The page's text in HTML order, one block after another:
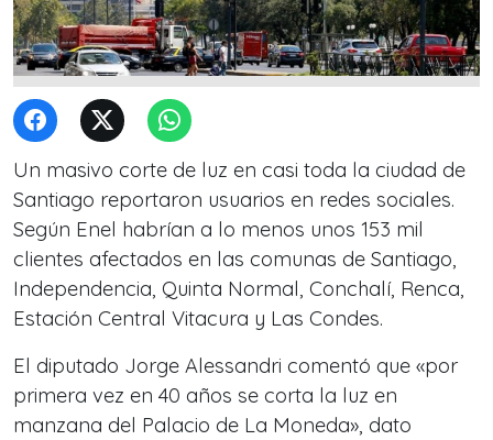
Un masivo corte de luz en casi toda la ciudad de
Santiago reportaron usuarios en redes sociales.
Según Enel habrían a lo menos unos 153 mil
clientes afectados en las comunas de Santiago,
Independencia, Quinta Normal, Conchalí, Renca,
Estación Central Vitacura y Las Condes.
El diputado Jorge Alessandri comentó que «por
primera vez en 40 años se corta la luz en
manzana del Palacio de La Moneda», dato